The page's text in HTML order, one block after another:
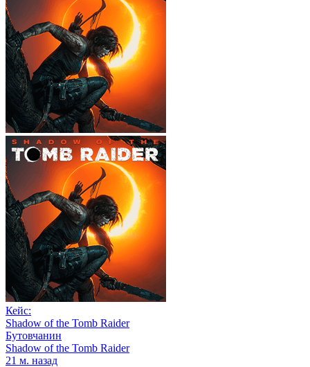
Кейс:
Shadow of the Tomb Raider
Бутовчанин
Shadow of the Tomb Raider
21 м. назад